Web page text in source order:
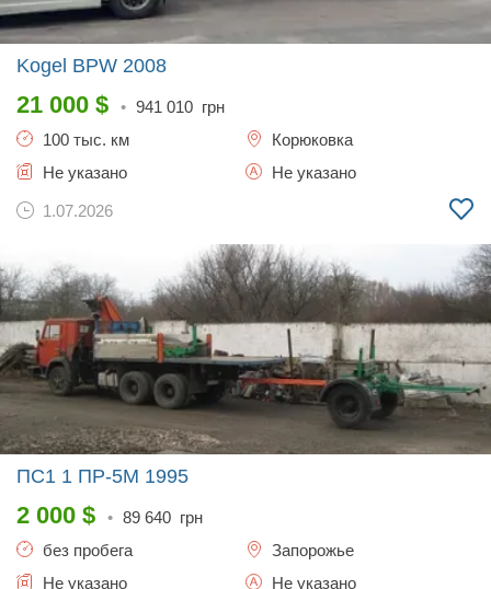
Kogel BPW 2008
21 000 $ • 941 010 грн
100 тыс. км
Корюковка
Не указано
Не указано
1.07.2026
ПС1 1 ПР-5М 1995
2 000 $ • 89 640 грн
без пробега
Запорожье
Не указано
Не указано